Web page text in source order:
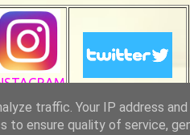
traffic. Your IP address
to ensure quality of service,